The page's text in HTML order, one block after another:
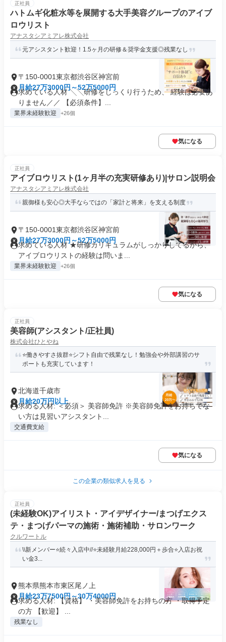
正社員
ハトムギ化粧水等を展開する大手美容グループのアイブ
ロウリスト
アナスタシアミアレ株式会社
元アシスタント歓迎！1.5ヶ月の研修＆奨学金支援◎残業なし
〒150-0001東京都渋谷区神宮前
月給27万3000円～52万5000円
求めている人材 ╲╲研修をじっくり行うため、 経験は必要あ
りません／／ 【必須条件】...
業界未経験歓迎 +26個
気になる
正社員
アイブロウリスト(1ヶ月半の充実研修あり)|サロン説明会
アナスタシアミアレ株式会社
親御様も安心◎大手ならではの「家計と将来」を支える制度
〒150-0001東京都渋谷区神宮前
月給27万3000円～52万5000円
求めている人材 ★研修カリキュラムがしっかりしてるから、
アイブロウリストの経験は問いま...
業界未経験歓迎 +26個
気になる
正社員
美容師(アシスタント/正社員)
株式会社ひとやね
⭐働きやすさ抜群⭐シフト自由で残業なし！勉強会や外部講習のサ
ポートも充実しています！
北海道千歳市
月給20万円以上
求める人材: ＜必須＞ 美容師免許 ※美容師免許をお持ちでな
い方は見習いアシスタント...
交通費支給
気になる
この企業の類似求人を見る
正社員
(未経験OK)アイリスト・アイデザイナー/まつげエクス
テ・まつげパーマの施術・施術補助・サロンワーク
クルワートル
\\新メンバー⭐️続々入店中//⭐️未経験月給228,000円＋歩合⭐️入店お祝
い金3...
熊本県熊本市東区尾ノ上
月給23万7500円～30万4000円
求める人材: 【資格】 ・美容師免許をお持ちの方 ・取得予定
の方 【歓迎】 ...
残業なし